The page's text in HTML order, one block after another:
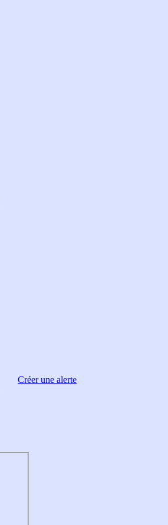
Créer une alerte